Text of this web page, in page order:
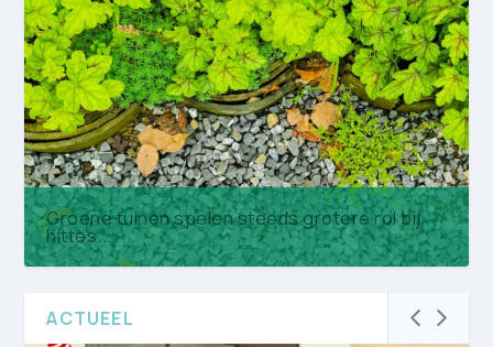
Groene tuinen spelen steeds grotere rol bij
hittes...
ACTUEEL